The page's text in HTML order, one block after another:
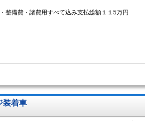
整備費・諸費用すべて込み支払総額１１5万円
装着車